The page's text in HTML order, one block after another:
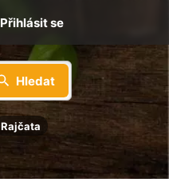
Hledat
Rajčata
Přihlásit se